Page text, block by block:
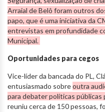
Arraial de Belô foram outros
papo, que é uma iniciativa da
entrevistas em profundidade
Municipal.
Oportunidades para cegos
Vice-líder da bancada do PL,
entusiasmado sobreoutra
para debater políticas públicas
reuniu cerca de 150 pessoas,